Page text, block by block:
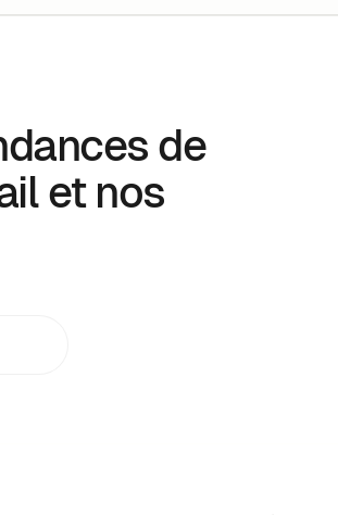
nouveaux modes de travail.
de
et nos